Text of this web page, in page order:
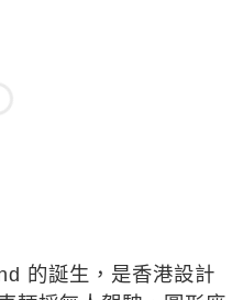
的誕生，是香港設計